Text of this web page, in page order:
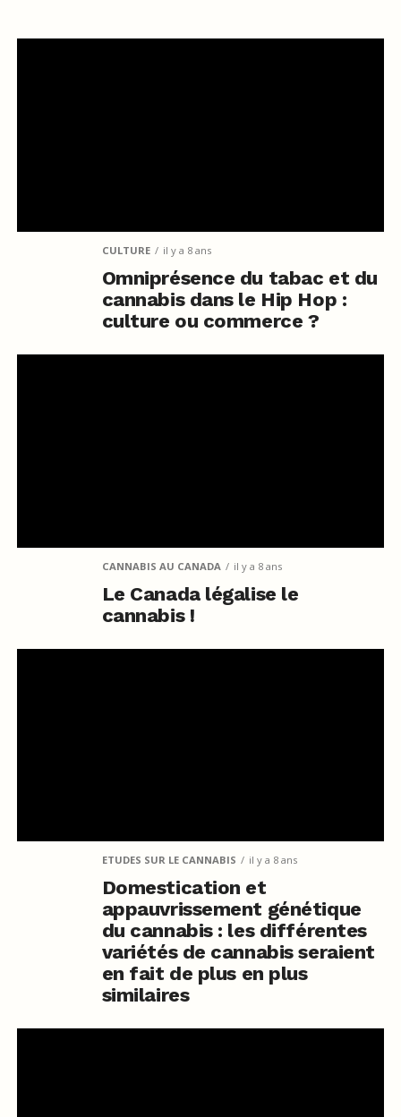
CULTURE il y a 8 ans
Omniprésence du tabac et du
cannabis dans le Hip Hop :
culture ou commerce ?
CANNABIS AU CANADA il y a 8 ans
Le Canada légalise le
cannabis !
ETUDES SUR LE CANNABIS il y a 8 ans
Domestication et
appauvrissement génétique
du cannabis : les différentes
variétés de cannabis seraient
en fait de plus en plus
similaires